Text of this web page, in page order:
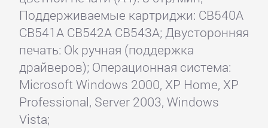
Поддерживаемые картриджи: CB540A
CB541A CB542A CB543A; Двусторонняя
печать: Ok ручная (поддержка
драйверов); Операционная система:
Microsoft Windows 2000, XP Home, XP
Professional, Server 2003, Windows
Vista;